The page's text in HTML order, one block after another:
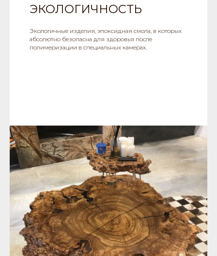
ЭКОЛОГИЧНОСТЬ
Экологичные изделия, эпоксидная смола, в которых
абсолютно безопасна для здоровья после
полимеризации в специальных камерах.